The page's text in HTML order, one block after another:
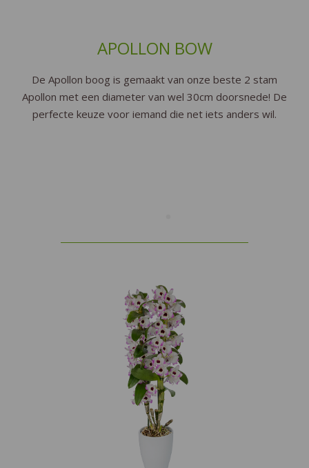
APOLLON BOW
De Apollon boog is gemaakt van onze beste 2 stam
Apollon met een diameter van wel 30cm doorsnede! De
perfecte keuze voor iemand die net iets anders wil.